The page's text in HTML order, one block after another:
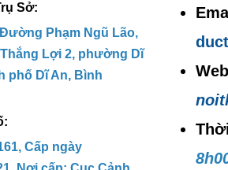
Lợi
Sở:
Đường Phạm Ngũ Lão,
Lợi 2, phường Dĩ
phố Dĩ An, Bình
Cấp ngày